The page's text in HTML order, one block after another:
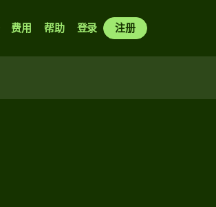
费用 帮助 登录 注册